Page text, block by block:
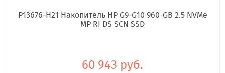
P13676-H21 Накопитель HP G9-G10 960-GB 2.5 NVMe
MP RI DS SCN SSD
60 943 руб.